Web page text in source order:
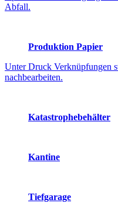
Abfall.
Produktion Papier
Unter Druck Verknüpfungen
nachbearbeiten.
Katastrophebehälter
Kantine
Tiefgarage